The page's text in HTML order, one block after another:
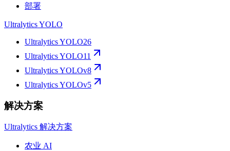
部署
Ultralytics YOLO
Ultralytics YOLO26
Ultralytics YOLO11
Ultralytics YOLOv8
Ultralytics YOLOv5
解决方案
Ultralytics 解决方案
农业 AI